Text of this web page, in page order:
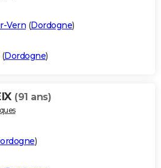
Vern (Dordogne)
(Dordogne)
(91 ans)
)